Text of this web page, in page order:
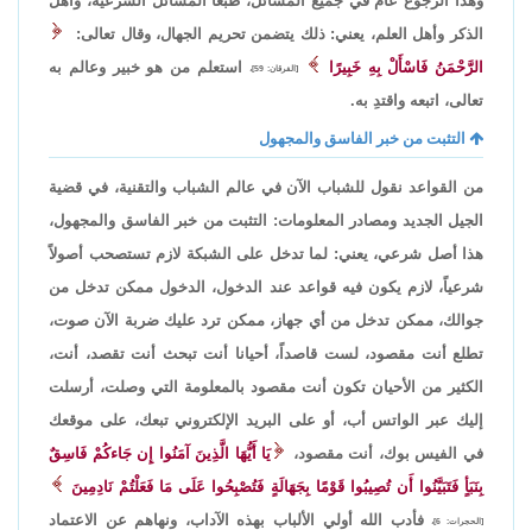
الذكر وأهل العلم، يعني: ذلك يتضمن تحريم الجهال، وقال تعالى:
الرَّحْمَنُ فَاسْأَلْ بِهِ خَبِيرًا
[الفرقان: 59]،
استعلم من هو خبير وعالم به
تعالى، اتبعه واقتدِ به.
التثبت من خبر الفاسق والمجهول
من القواعد نقول للشباب الآن في عالم الشباب والتقنية، في قضية
الجيل الجديد ومصادر المعلومات: التثبت من خبر الفاسق والمجهول،
هذا أصل شرعي، يعني: لما تدخل على الشبكة لازم تستصحب أصولاً
شرعياً، لازم يكون فيه قواعد عند الدخول، الدخول ممكن تدخل من
جوالك، ممكن تدخل من أي جهاز، ممكن ترد عليك ضربة الآن صوت،
تطلع أنت مقصود، لست قاصداً، أحيانا أنت تبحث أنت تقصد، أنت،
الكثير من الأحيان تكون أنت مقصود بالمعلومة التي وصلت، أرسلت
إليك عبر الواتس أب، أو على البريد الإلكتروني تبعك، على موقعك
في الفيس بوك، أنت مقصود،
يَا أَيُّهَا الَّذِينَ آمَنُوا إِن جَاءكُمْ فَاسِقٌ
بِنَبَأٍ فَتَبَيَّنُوا أَن تُصِيبُوا قَوْمًا بِجَهَالَةٍ فَتُصْبِحُوا عَلَى مَا فَعَلْتُمْ نَادِمِينَ
[الحجرات: 6]،
فأدب الله أولي الألباب بهذه الآداب، ونهاهم عن الاعتماد